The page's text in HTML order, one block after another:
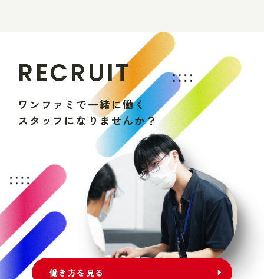
RECRUIT
ワ ン フ ァ ミ で一緒に働く
ス タ ッ フ にな りま せんか？
働き方を見る